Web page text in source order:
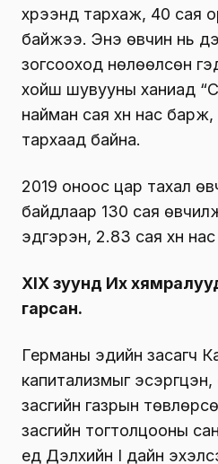
хүрээнд тархаж, 40 сая
байжээ. Энэ өвчин нь
зогсооход нөлөөлсөн
хойш шувууны ханиад
найман сая хүн нас
тархаад байна.
2019 оноос цар тахал
байдлаар 130 сая
эдгэрэн, 2.83 сая хүн
XIX зуунд Их
гарсан.
Германы эдийн засагч
капитализмыг
засгийн газрын
засгийн тогтолцооны
үед Дэлхийн I дайн